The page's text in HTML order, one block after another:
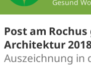
Gesund
Post am
Architektur
Auszeichnung in